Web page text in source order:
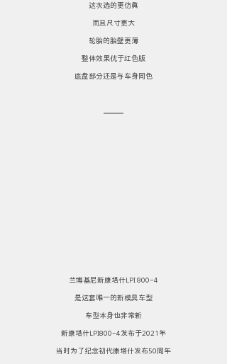
这次选的更仿真
而且尺寸更大
轮胎的胎壁更薄
整体效果优于红色版
底盘部分还是与车身同色
兰博基尼新康塔什LPI 800-4
是这套唯一的新模具车型
车型本身也非常新
新康塔什LPI800-4发布于2021年
当时为了纪念初代康塔什发布50周年